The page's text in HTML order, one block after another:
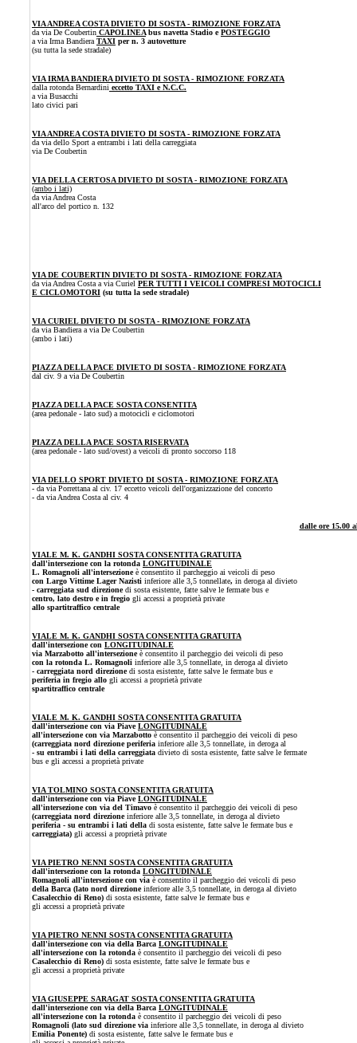
VIA ANDREA COSTA DIVIETO DI SOSTA - RIMOZIONE FORZATA
da via De Coubertin CAPOLINEAbus navetta Stadio ePOSTEGGIO
a via Irma Bandiera TAXI per n. 3 autovetture
(su tutta la sede stradale)
VIA IRMA BANDIERA DIVIETO DI SOSTA - RIMOZIONE FORZATA
dalla rotonda Bernardini eccetto TAXI e N.C.C.
a via Busacchi
lato civici pari
VIA ANDREA COSTA DIVIETO DI SOSTA - RIMOZIONE FORZATA
da via dello Sport a entrambi i lati della carreggiata
via De Coubertin
VIA DELLA CERTOSA DIVIETO DI SOSTA - RIMOZIONE FORZATA
(ambo i lati)
da via Andrea Costa
all'arco del portico n. 132
VIA DE COUBERTIN DIVIETO DI SOSTA - RIMOZIONE FORZATA
da via Andrea Costa a via Curiel PER TUTTI I VEICOLI COMPRESI MOTOCICLI
E CICLOMOTORI (su tutta la sede stradale)
VIA CURIEL DIVIETO DI SOSTA - RIMOZIONE FORZATA
da via Bandiera a via De Coubertin
(ambo i lati)
PIAZZA DELLA PACE DIVIETO DI SOSTA - RIMOZIONE FORZATA
dal civ. 9 a via De Coubertin
PIAZZA DELLA PACE SOSTA CONSENTITA
(area pedonale - lato sud) a motocicli e ciclomotori
PIAZZA DELLA PACE SOSTA RISERVATA
(area pedonale - lato sud/ovest) a veicoli di pronto soccorso 118
VIA DELLO SPORT DIVIETO DI SOSTA - RIMOZIONE FORZATA
- da via Porrettana al civ. 17 eccetto veicoli dell'organizzazione del concerto
- da via Andrea Costa al civ. 4
dalle ore 15.00
VIALE M. K. GANDHI SOSTA CONSENTITA GRATUITA
dall'intersezione con la rotonda LONGITUDINALE
L. Romagnoli all'intersezioneè consentito il parcheggio ai veicoli di peso
con Largo Vittime Lager Nazisti inferiore alle 3,5 tonnellate, in deroga al divieto
- carreggiata sud direzionedi sosta esistente, fatte salve le fermate bus e
centro, lato destro e in fregio gli accessi a proprietà private
allo spartitraffico centrale
VIALE M. K. GANDHI SOSTA CONSENTITA GRATUITA
dall'intersezione con LONGITUDINALE
via Marzabotto all'intersezioneè consentito il parcheggio dei veicoli di peso
con la rotonda L. Romagnoli inferiore alle 3,5 tonnellate, in deroga al divieto
- carreggiata nord direzionedi sosta esistente, fatte salve le fermate bus e
periferia in fregio allo gli accessi a proprietà private
spartitraffico centrale
VIALE M. K. GANDHI SOSTA CONSENTITA GRATUITA
dall'intersezione con via Piave LONGITUDINALE
all'intersezione con via Marzabotto è consentito il parcheggio dei veicoli di peso
(carreggiata nord direzione periferia inferiore alle 3,5 tonnellate, in deroga al
- su entrambi i lati della carreggiata divieto di sosta esistente, fatte salve le fermate
bus e gli accessi a proprietà private
VIA TOLMINO SOSTA CONSENTITA GRATUITA
dall'intersezione con via Piave LONGITUDINALE
all'intersezione con via del Timavo è consentito il parcheggio dei veicoli di peso
(carreggiata nord direzioneinferiore alle 3,5 tonnellate, in deroga al divieto
periferia - su entrambi i lati della di sosta esistente, fatte salve le fermate bus e
carreggiata) gli accessi a proprietà private
VIA PIETRO NENNI SOSTA CONSENTITA GRATUITA
dall'intersezione con la rotonda LONGITUDINALE
Romagnoli all'intersezione con via è consentito il parcheggio dei veicoli di peso
della Barca (lato nord direzioneinferiore alle 3,5 tonnellate, in deroga al divieto
Casalecchio di Reno) di sosta esistente, fatte salve le fermate bus e
gli accessi a proprietà private
VIA PIETRO NENNI SOSTA CONSENTITA GRATUITA
dall'intersezione con via della Barca LONGITUDINALE
all'intersezione con la rotonda è consentito il parcheggio dei veicoli di peso
Casalecchio di Reno) di sosta esistente, fatte salve le fermate bus e
gli accessi a proprietà private
VIA GIUSEPPE SARAGAT SOSTA CONSENTITA GRATUITA
dall'intersezione con via della Barca LONGITUDINALE
all'intersezione con la rotonda è consentito il parcheggio dei veicoli di peso
Romagnoli (lato sud direzione via inferiore alle 3,5 tonnellate in deroga al divieto
Emilia Ponente) di sosta esistente, fatte salve le fermate bus e